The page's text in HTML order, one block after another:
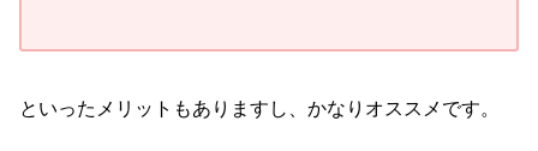
といったメリットもありますし、かなりオススメです。